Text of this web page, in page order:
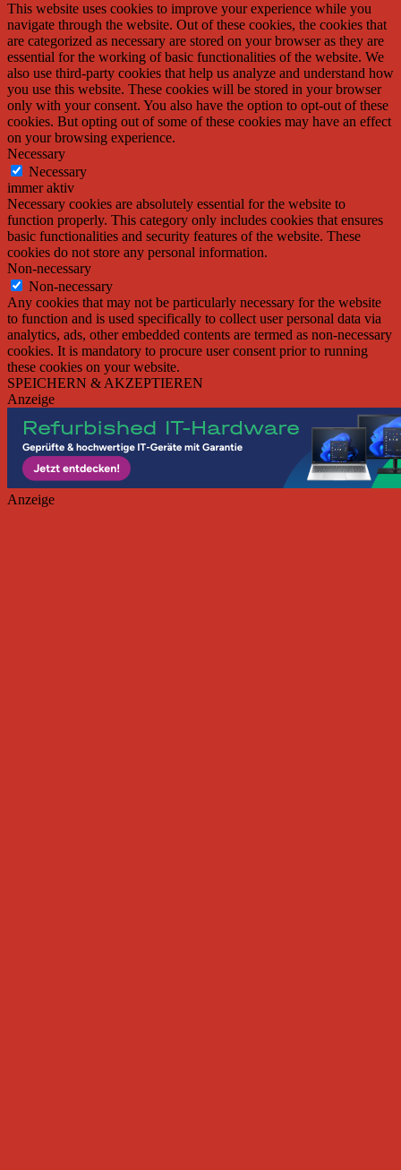
This website uses cookies to improve your experience while you
navigate through the website. Out of these cookies, the cookies that
are categorized as necessary are stored on your browser as they are
essential for the working of basic functionalities of the website. We
also use third-party cookies that help us analyze and understand how
you use this website. These cookies will be stored in your browser
only with your consent. You also have the option to opt-out of these
cookies. But opting out of some of these cookies may have an effect
on your browsing experience.
Necessary
Necessary
immer aktiv
Necessary cookies are absolutely essential for the website to
function properly. This category only includes cookies that ensures
basic functionalities and security features of the website. These
cookies do not store any personal information.
Non-necessary
Non-necessary
Any cookies that may not be particularly necessary for the website
to function and is used specifically to collect user personal data via
analytics, ads, other embedded contents are termed as non-necessary
cookies. It is mandatory to procure user consent prior to running
these cookies on your website.
SPEICHERN & AKZEPTIEREN
Anzeige
Anzeige